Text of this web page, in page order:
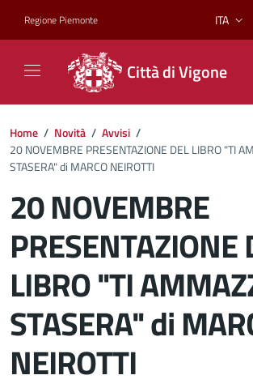
Regione Piemonte Lingua
ITA
Città di Vigone
Home / Novità / Avvisi /
20 NOVEMBRE PRESENTAZIONE DEL LIBRO "TI
STASERA" di MARCO NEIROTTI
20 NOVEMBRE
PRESENTAZIONE
LIBRO "TI
STASERA" di
NEIROTTI